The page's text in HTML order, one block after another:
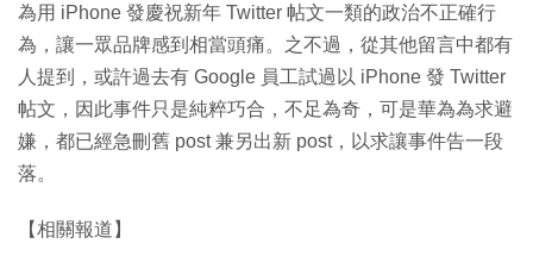
為用 iPhone 發慶祝新年 Twitter 帖文一類的政治不正確行
為，讓一眾品牌感到相當頭痛。之不過，從其他留言中都有
人提到，或許過去有 Google 員工試過以 iPhone 發 Twitter
帖文，因此事件只是純粹巧合，不足為奇，可是華為為求避
嫌，都已經急刪舊 post 兼另出新 post，以求讓事件告一段
落。
【相關報道】